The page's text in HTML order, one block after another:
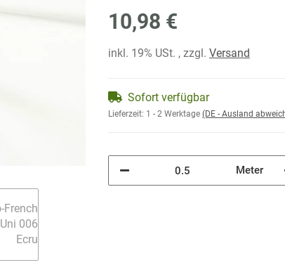
10,98 €
inkl. 19% USt. , zzgl. Versand
Sofort verfügbar
Lieferzeit: 1 - 2 Werktage (DE - Ausland
Meter